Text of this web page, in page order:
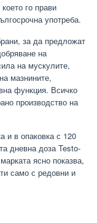
го прави
употреба.
за да предложат
на
на мускулите,
мазнините,
функция. Всичко
производство на
и в опаковка с 120
дневна доза Testo-
ясно показва,
само с редовни и